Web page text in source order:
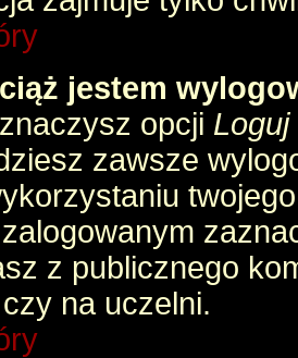
jestem
opcji
zawsze
z publicznego
na uczelni.